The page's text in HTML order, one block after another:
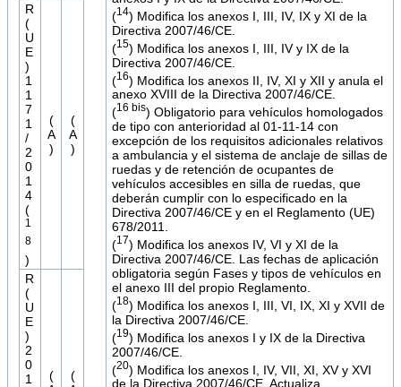
(14) Modifica los anexos I, III, IV, IX y XI de la
Directiva 2007/46/CE.
(15) Modifica los anexos I, III, IV y IX de la
Directiva 2007/46/CE.
(16) Modifica los anexos II, IV, XI y XII y anula el
anexo XVIII de la Directiva 2007/46/CE.
(16 bis) Obligatorio para vehículos homologados
de tipo con anterioridad al 01-11-14 con
excepción de los requisitos adicionales relativos
a ambulancia y el sistema de anclaje de sillas de
ruedas y de retención de ocupantes de
vehículos accesibles en silla de ruedas, que
deberán cumplir con lo especificado en la
Directiva 2007/46/CE y en el Reglamento (UE)
678/2011.
(17) Modifica los anexos IV, VI y XI de la
Directiva 2007/46/CE. Las fechas de aplicación
obligatoria según Fases y tipos de vehículos en
el anexo III del propio Reglamento.
(18) Modifica los anexos I, III, VI, IX, XI y XVII de
la Directiva 2007/46/CE.
(19) Modifica los anexos I y IX de la Directiva
2007/46/CE.
(20) Modifica los anexos I, IV, VII, XI, XV y XVI
de la Directiva 2007/46/CE. Actualiza
R
(
U
E
)
1
1
7
1
/
2
0
1
4
(
1
8
)
(
A
)
(
A
)
R
(
U
E
)
2
0
1
(
(